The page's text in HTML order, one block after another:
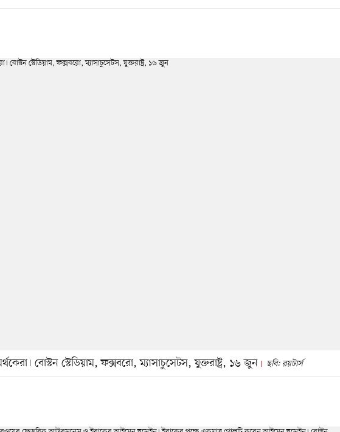
বোস্টন স্টেডিয়াম, ফক্সবরো, ম্যাসাচুসেটস, যুক্তরাষ্ট্র, ১৬ জুন ছবি: রয়টার্স